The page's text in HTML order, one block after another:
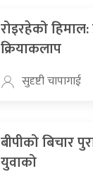
रोइरहेको
क्रियाकलाप
सुदृष्टी चापागाई
बीपीको बिचार
युवाको